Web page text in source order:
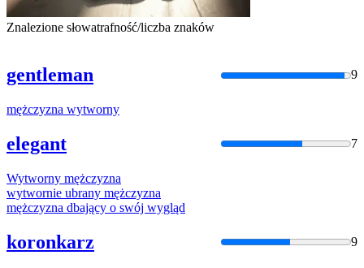
Znalezione słowatrafność/liczba znaków
gentleman 9
mężczyzna wytworny
elegant 7
Wytworny mężczyzna
wytwornie ubrany mężczyzna
mężczyzna dbający o swój wygląd
koronkarz 9